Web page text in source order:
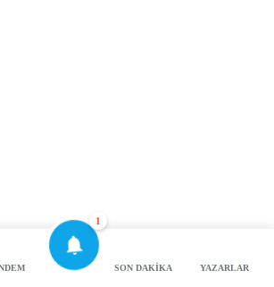
1
SON DAKIKA YAZARLAR